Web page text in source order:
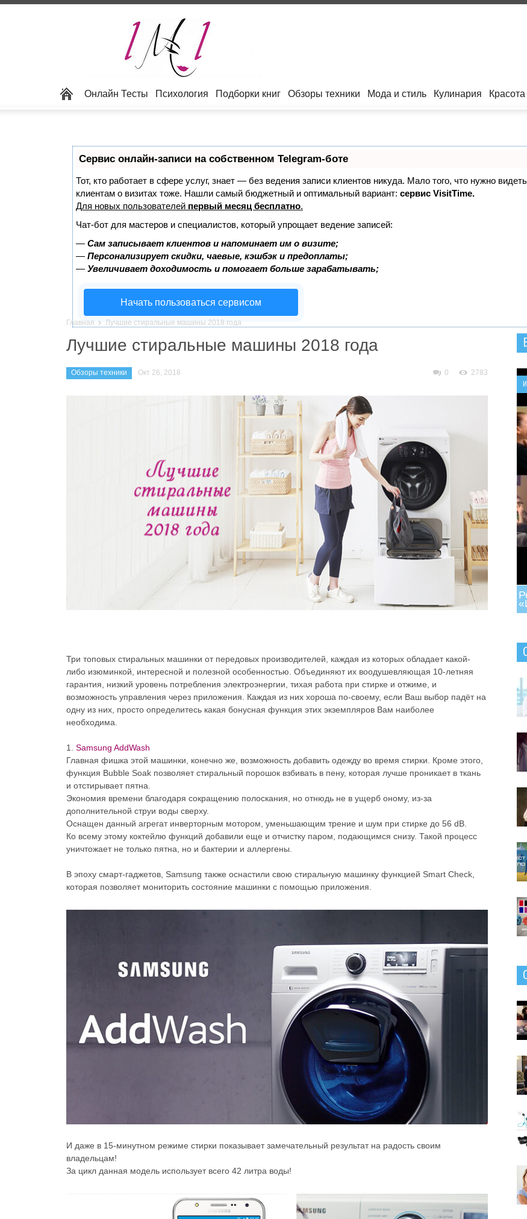
Онлайн Тесты Психология Подборки книг Обзоры техники Мода и стиль Кулинария
Сервис онлайн-записи на собственном Telegram-боте
Тот, кто работает в сфере услуг, знает — без ведения записи клиентов никуда. Мало того, что нужно
клиентам о визитах тоже. Нашли самый бюджетный и оптимальный вариант: сервис VisitTime.
Для новых пользователей первый месяц бесплатно.
Чат-бот для мастеров и специалистов, который упрощает ведение записей:
— Сам записывает клиентов и напоминает им о визите;
— Персонализирует скидки, чаевые, кэшбэк и предоплаты;
— Увеличивает доходимость и помогает больше зарабатывать;
Начать пользоваться сервисом
Главная Лучшие стиральные машины 2018 года
Лучшие стиральные машины 2018 года
Обзоры техники Окт 26, 2018 0 2783
Три топовых стиральных машинки от передовых производителей, каждая из которых обладает какой-
либо изюминкой, интересной и полезной особенностью. Объединяют их воодушевляющая 10-летняя
гарантия, низкий уровень потребления электроэнергии, тихая работа при стирке и отжиме, и
возможность управления через приложения. Каждая из них хороша по-своему, если Ваш выбор падёт на
одну из них, просто определитесь какая бонусная функция этих экземпляров Вам наиболее
необходима.
1. Samsung AddWash
Главная фишка этой машинки, конечно же, возможность добавить одежду во время стирки. Кроме этого,
функция Bubble Soak позволяет стиральный порошок взбивать в пену, которая лучше проникает в ткань
и отстирывает пятна.
Экономия времени благодаря сокращению полоскания, но отнюдь не в ущерб оному, из-за
дополнительной струи воды сверху.
Оснащен данный агрегат инверторным мотором, уменьшающим трение и шум при стирке до 56 dB.
Ко всему этому коктейлю функций добавили еще и отчистку паром, подающимся снизу. Такой процесс
уничтожает не только пятна, но и бактерии и аллергены.
В эпоху смарт-гаджетов, Samsung также оснастили свою стиральную машинку функцией Smart Check,
которая позволяет мониторить состояние машинки с помощью приложения.
И даже в 15-минутном режиме стирки показывает замечательный результат на радость своим
владельцам!
За цикл данная модель использует всего 42 литра воды!